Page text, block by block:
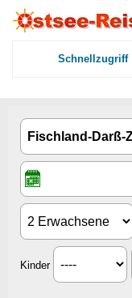
Schnellzugriff
Kinder